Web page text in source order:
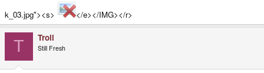
k_03.jpg"><s>
</e></IMG></r>
T Troll
Still Fresh